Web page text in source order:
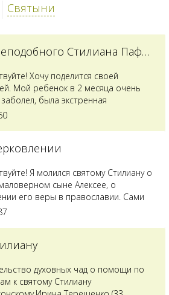
Святыни
Чудо святого Преподобного Стилиана Пафлагонского
Хочу поделится своей
Мой ребенок в 2 месяца очень
была экстренная
операция, состояние после
Владимира я увидела незнакомую
про него, узнала про
Я молился святому Стилиану о
сыне Алексее, о
его веры в православии. Сами
воцерковлены. Через год
Приложились к множеству святынь
духовных чад о помощи по
к святому Стилиану